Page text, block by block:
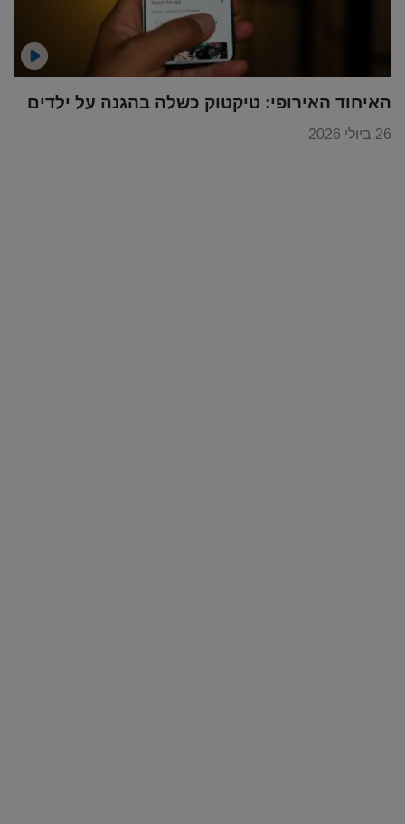
האיחוד האירופי: טיקטוק כשלה בהגנה על ילדים
26 ביולי 2026